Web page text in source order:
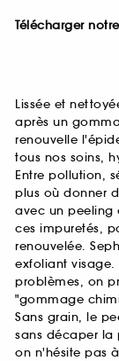
Télécharger
Lissée et
après un
renouvelle
tous nos soins,
Entre pollution,
plus où donner
avec un peeling
ces impuretés,
renouvelée.
exfoliant visage.
problèmes, on
"gommage
Sans grain, le
sans décaper la
on n'hésite pas